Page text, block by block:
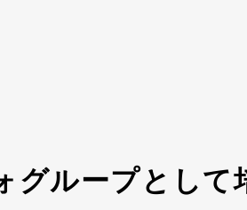
グループとして